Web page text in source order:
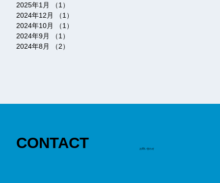
2025年1月
（1）
2024年12月
（1）
2024年10月
（1）
2024年9月
（1）
2024年8月
（2）
CONTACT お問い合わせ